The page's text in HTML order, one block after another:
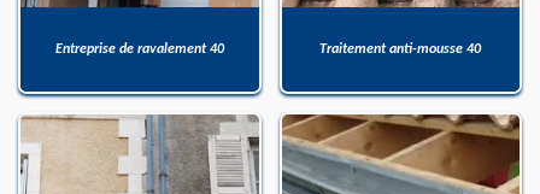
Entreprise de ravalement 40 Traitement anti-mousse 40